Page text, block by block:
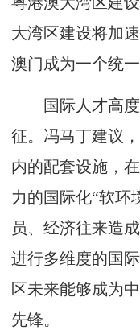
大湾区建设将加
澳门成为一个统
国际人才高度
征。冯马丁建议
内的配套设施，
力的国际化“软环
员、经济往来造
进行多维度的国
区未来能够成为
先锋。